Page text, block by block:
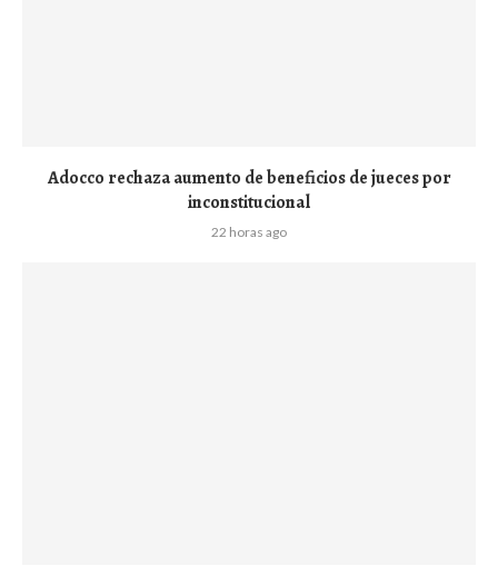
Adocco rechaza aumento de beneficios de jueces por
inconstitucional
22 horas ago